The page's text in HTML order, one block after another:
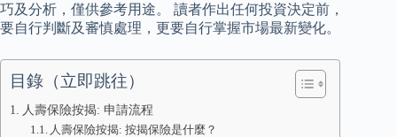
巧及分析，僅供參考用途。 讀者作出任何投資決定前，
要自行判斷及審慎處理，更要自行掌握市場最新變化。
目錄（立即跳往）
人壽保險按揭: 申請流程
人壽保險按揭: 按揭保險是什麼？